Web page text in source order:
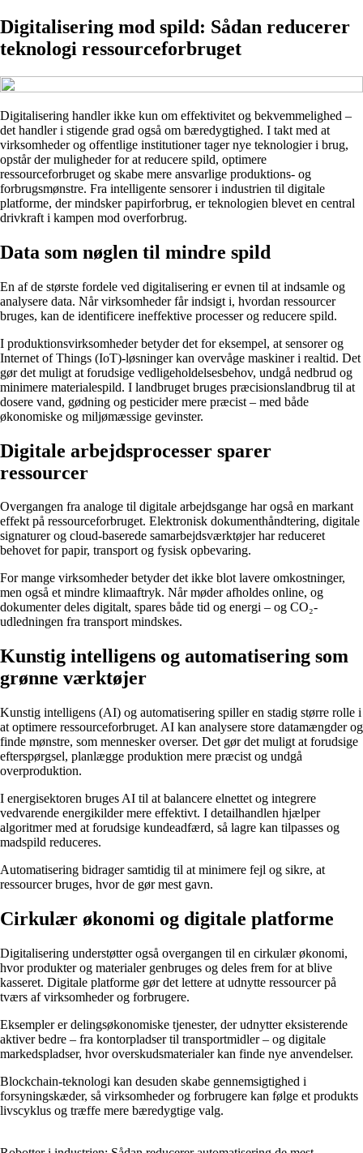
Digitalisering mod spild: Sådan reducerer
teknologi ressourceforbruget
Digitalisering handler ikke kun om effektivitet og bekvemmelighed –
det handler i stigende grad også om bæredygtighed. I takt med at
virksomheder og offentlige institutioner tager nye teknologier i brug,
opstår der muligheder for at reducere spild, optimere
ressourceforbruget og skabe mere ansvarlige produktions- og
forbrugsmønstre. Fra intelligente sensorer i industrien til digitale
platforme, der mindsker papirforbrug, er teknologien blevet en central
drivkraft i kampen mod overforbrug.
Data som nøglen til mindre spild
En af de største fordele ved digitalisering er evnen til at indsamle og
analysere data. Når virksomheder får indsigt i, hvordan ressourcer
bruges, kan de identificere ineffektive processer og reducere spild.
I produktionsvirksomheder betyder det for eksempel, at sensorer og
Internet of Things (IoT)-løsninger kan overvåge maskiner i realtid. Det
gør det muligt at forudsige vedligeholdelsesbehov, undgå nedbrud og
minimere materialespild. I landbruget bruges præcisionslandbrug til at
dosere vand, gødning og pesticider mere præcist – med både
økonomiske og miljømæssige gevinster.
Digitale arbejdsprocesser sparer
ressourcer
Overgangen fra analoge til digitale arbejdsgange har også en markant
effekt på ressourceforbruget. Elektronisk dokumenthåndtering, digitale
signaturer og cloud-baserede samarbejdsværktøjer har reduceret
behovet for papir, transport og fysisk opbevaring.
For mange virksomheder betyder det ikke blot lavere omkostninger,
men også et mindre klimaaftryk. Når møder afholdes online, og
dokumenter deles digitalt, spares både tid og energi – og CO₂-
udledningen fra transport mindskes.
Kunstig intelligens og automatisering som
grønne værktøjer
Kunstig intelligens (AI) og automatisering spiller en stadig større rolle i
at optimere ressourceforbruget. AI kan analysere store datamængder og
finde mønstre, som mennesker overser. Det gør det muligt at forudsige
efterspørgsel, planlægge produktion mere præcist og undgå
overproduktion.
I energisektoren bruges AI til at balancere elnettet og integrere
vedvarende energikilder mere effektivt. I detailhandlen hjælper
algoritmer med at forudsige kundeadfærd, så lagre kan tilpasses og
madspild reduceres.
Automatisering bidrager samtidig til at minimere fejl og sikre, at
ressourcer bruges, hvor de gør mest gavn.
Cirkulær økonomi og digitale platforme
Digitalisering understøtter også overgangen til en cirkulær økonomi,
hvor produkter og materialer genbruges og deles frem for at blive
kasseret. Digitale platforme gør det lettere at udnytte ressourcer på
tværs af virksomheder og forbrugere.
Eksempler er delingsøkonomiske tjenester, der udnytter eksisterende
aktiver bedre – fra kontorpladser til transportmidler – og digitale
markedspladser, hvor overskudsmaterialer kan finde nye anvendelser.
Blockchain-teknologi kan desuden skabe gennemsigtighed i
forsyningskæder, så virksomheder og forbrugere kan følge et produkts
livscyklus og træffe mere bæredygtige valg.